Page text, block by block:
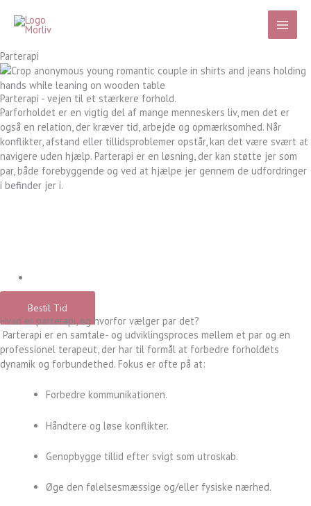
indholdet
Parterapi
Parterapi - vejen til et stærkere forhold.
Parforholdet er en vigtig del af mange menneskers liv, men det er
også en relation, der kræver tid, arbejde og opmærksomhed. Når
konflikter, afstand eller tillidsproblemer opstår, kan det være svært at
navigere uden hjælp. Parterapi er en løsning, der kan støtte jer som
par, både forebyggende og ved at hjælpe jer gennem de udfordringer
i befinder jer i.
Bestil Tid
Hvad er parterapi, og hvorfor vælger par det?
Parterapi er en samtale- og udviklingsproces mellem et par og en
professionel terapeut, der har til formål at forbedre forholdets
dynamik og forbundethed. Fokus er ofte på at:
Forbedre kommunikationen.
Håndtere og løse konflikter.
Genopbygge tillid efter svigt som utroskab.
Øge den følelsesmæssige og/eller fysiske nærhed.